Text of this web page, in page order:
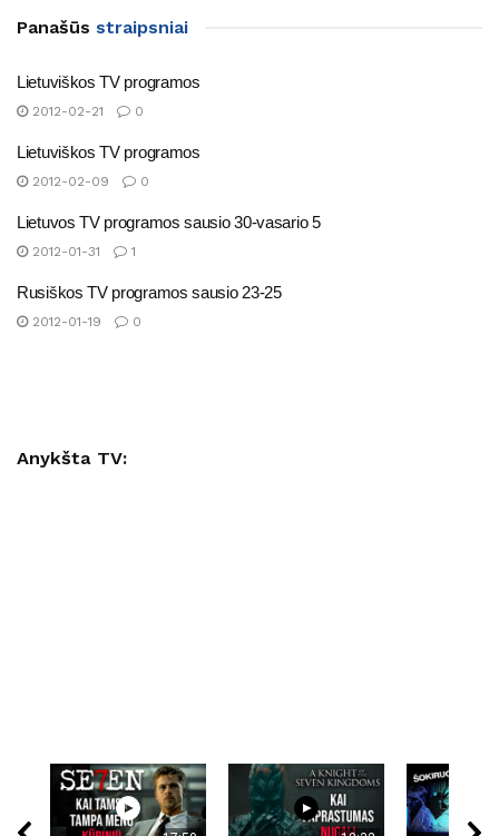
Panašūs straipsniai
Lietuviškos TV programos
2012-02-21 0
Lietuviškos TV programos
2012-02-09 0
Lietuvos TV programos sausio 30-vasario 5
2012-01-31 1
Rusiškos TV programos sausio 23-25
2012-01-19 0
Anykšta TV: